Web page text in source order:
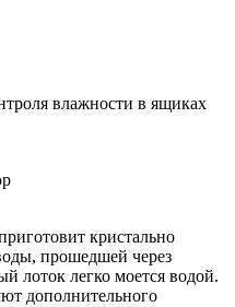
влажности в ящиках
кристально
прошедшей через
лоток легко моется водой.
дополнительного